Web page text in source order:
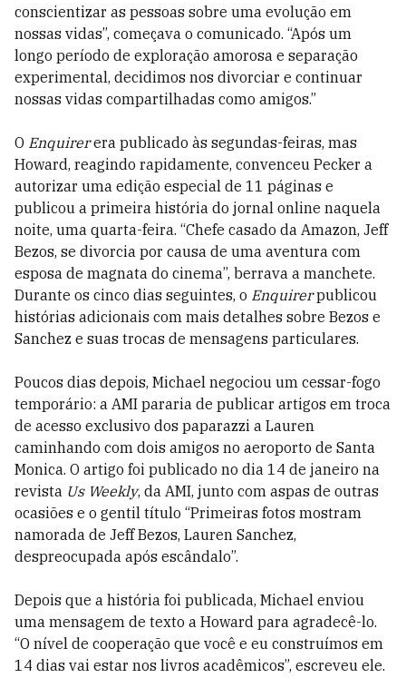
conscientizar as pessoas sobre uma evolução em
nossas vidas”, começava o comunicado. “Após um
longo perío­do de exploração amorosa e separação
experimental, decidimos nos divorciar e continuar
nossas vidas compartilhadas como amigos.”
O Enquirerera publicado às segundas-feiras, mas
Howard, reagindo rapidamente, convenceu Pecker a
autorizar uma edição especial de 11 páginas e
publicou a primeira história do jornal online naquela
noite, uma quarta-feira. “Chefe casado da Amazon, Jeff
Bezos, se divorcia por causa de uma aventura com
esposa de magnata do cinema”, berrava a manchete.
Durante os cinco dias seguintes, o Enquirerpublicou
histórias adicionais com mais detalhes sobre Bezos e
Sanchez e suas trocas de mensagens particulares.
Poucos dias depois, Michael negociou um cessar-fogo
temporário: a AMI pararia de publicar artigos em troca
de acesso exclusivo dos paparazzi a Lauren
caminhando com dois amigos no aeroporto de Santa
Monica. O artigo foi publicado no dia 14 de janeiro na
revista Us ­Weekly, da AMI, junto com aspas de outras
ocasiões e o gentil título “Primeiras fotos mostram
namorada de Jeff Bezos, Lauren Sanchez,
despreocupada após escândalo”.
Depois que a história foi publicada, Michael enviou
uma mensagem de texto a Howard para agradecê-lo.
“O nível de cooperação que você e eu construímos em
14 dias vai estar nos livros acadêmicos”, escreveu ele.